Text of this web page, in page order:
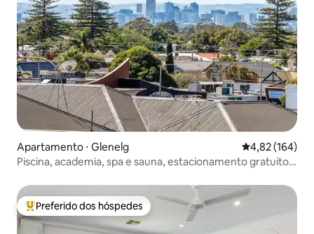
Apartamento ⋅ Glenelg 4,82 de uma
4,82 (164)
Piscina, academia, spa e sauna, estacionamento gratuito,
Entre os melhores preferidos dos hóspedes
Preferido dos hóspedes